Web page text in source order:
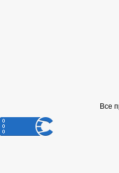
Все